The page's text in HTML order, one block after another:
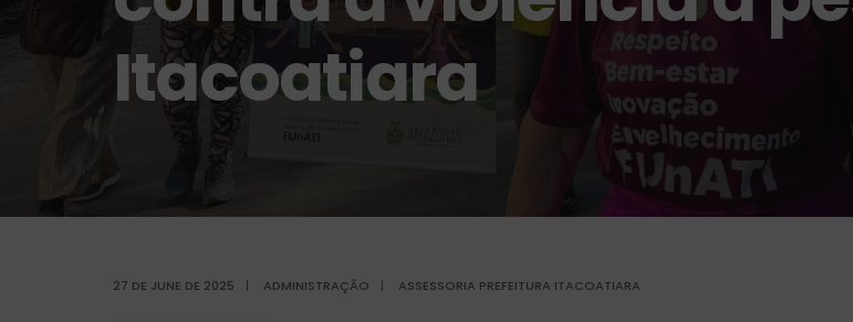
Itacoatiara
27 DE JUNE DE 2025 | ADMINISTRAÇÃO | ASSESSORIA PREFEITURA ITACOATIARA